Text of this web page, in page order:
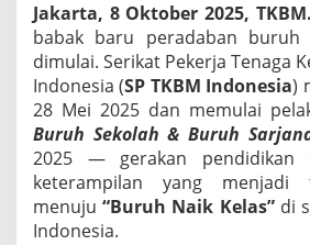
g
r
a
m
“
r
u
h
S
Jakarta, 8 Oktober 2025,
babak baru peradaban buruh
dimulai. Serikat Pekerja Tenaga
Indonesia (SP TKBM Indonesia)
28 Mei 2025 dan memulai
Buruh Sekolah & Buruh
2025 — gerakan pendidikan
keterampilan yang menjadi
menuju“Buruh Naik Kelas”di
Indonesia.